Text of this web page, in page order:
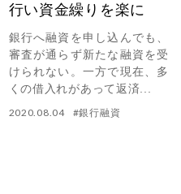
行い資金繰りを楽に
銀行へ融資を申し込んでも、
審査が通らず新たな融資を受
けられない。一方で現在、多
くの借入れがあって返済...
2020.08.04 #銀行融資